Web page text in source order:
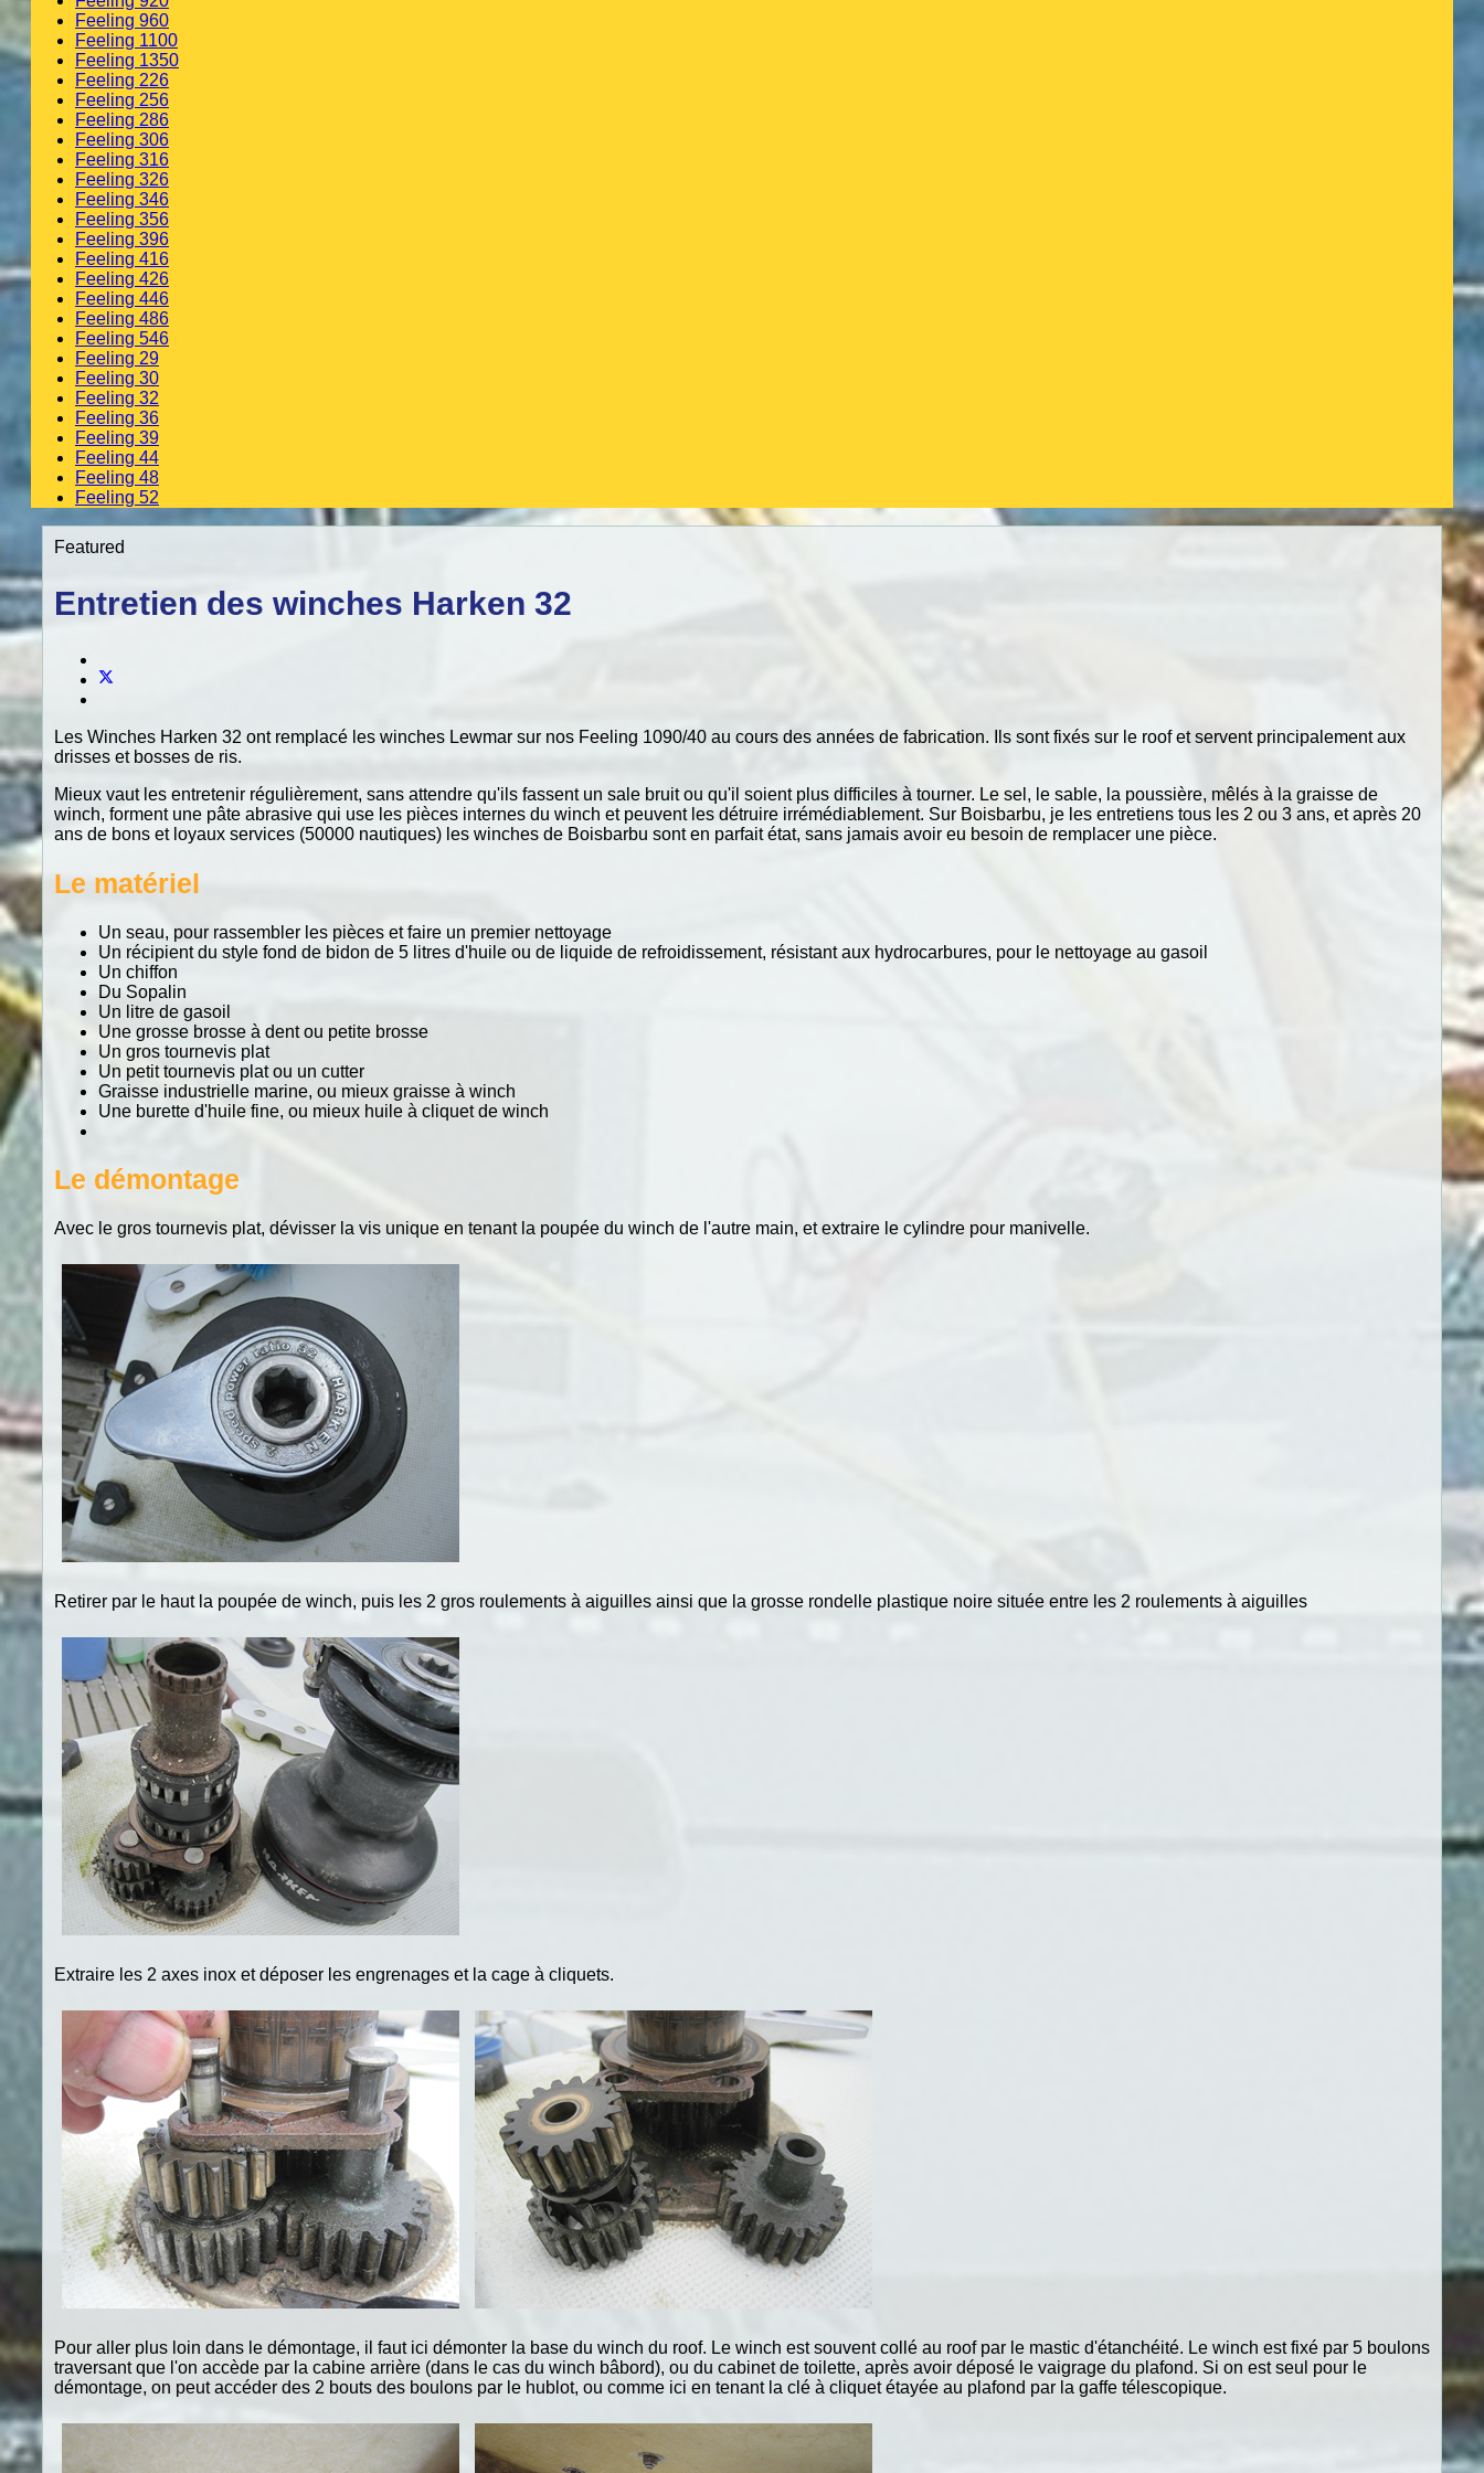
Feeling 960
Feeling 1100
Feeling 1350
Feeling 226
Feeling 256
Feeling 286
Feeling 306
Feeling 316
Feeling 326
Feeling 346
Feeling 356
Feeling 396
Feeling 416
Feeling 426
Feeling 446
Feeling 486
Feeling 546
Feeling 29
Feeling 30
Feeling 32
Feeling 36
Feeling 39
Feeling 44
Feeling 48
Feeling 52
Featured
Entretien des winches Harken 32
Les Winches Harken 32 ont remplacé les winches Lewmar sur nos Feeling 1090/40 au cours des années de fabrication. Ils sont fixés sur le roof et servent principalement aux
drisses et bosses de ris.
Mieux vaut les entretenir régulièrement, sans attendre qu'ils fassent un sale bruit ou qu'il soient plus difficiles à tourner. Le sel, le sable, la poussière, mêlés à la graisse de
winch, forment une pâte abrasive qui use les pièces internes du winch et peuvent les détruire irrémédiablement. Sur Boisbarbu, je les entretiens tous les 2 ou 3 ans, et après 20
ans de bons et loyaux services (50000 nautiques) les winches de Boisbarbu sont en parfait état, sans jamais avoir eu besoin de remplacer une pièce.
Le matériel
Un seau, pour rassembler les pièces et faire un premier nettoyage
Un récipient du style fond de bidon de 5 litres d'huile ou de liquide de refroidissement, résistant aux hydrocarbures, pour le nettoyage au gasoil
Un chiffon
Du Sopalin
Un litre de gasoil
Une grosse brosse à dent ou petite brosse
Un gros tournevis plat
Un petit tournevis plat ou un cutter
Graisse industrielle marine, ou mieux graisse à winch
Une burette d'huile fine, ou mieux huile à cliquet de winch
Le démontage
Avec le gros tournevis plat, dévisser la vis unique en tenant la poupée du winch de l'autre main, et extraire le cylindre pour manivelle.
Retirer par le haut la poupée de winch, puis les 2 gros roulements à aiguilles ainsi que la grosse rondelle plastique noire située entre les 2 roulements à aiguilles
Extraire les 2 axes inox et déposer les engrenages et la cage à cliquets.
Pour aller plus loin dans le démontage, il faut ici démonter la base du winch du roof. Le winch est souvent collé au roof par le mastic d'étanchéité. Le winch est fixé par 5 boulons
traversant que l'on accède par la cabine arrière (dans le cas du winch bâbord), ou du cabinet de toilette, après avoir déposé le vaigrage du plafond. Si on est seul pour le
démontage, on peut accéder des 2 bouts des boulons par le hublot, ou comme ici en tenant la clé à cliquet étayée au plafond par la gaffe télescopique.